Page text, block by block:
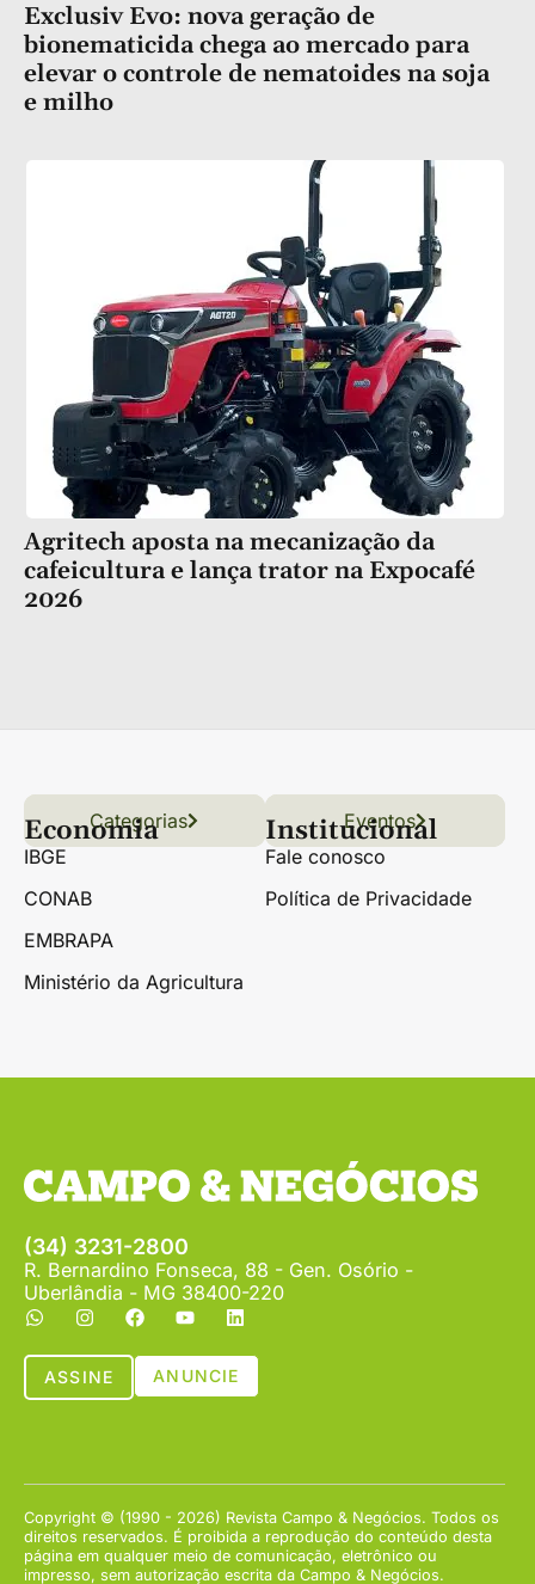
Exclusiv Evo: nova geração de
bionematicida chega ao mercado para
elevar o controle de nematoides na soja
e milho
Agritech aposta na mecanização da
cafeicultura e lança trator na Expocafé
2026
Links úteis
Conteúdo Grãos
Florestas Hortifrúti
Categorias Eventos
Economia
IBGE
CONAB
EMBRAPA
Ministério da Agricultura
Institucional
Fale conosco
Política de Privacidade
(34) 3231-2800
R. Bernardino Fonseca, 88 - Gen. Osório -
Uberlândia - MG 38400-220
ASSINE ANUNCIE
Copyright © (1990 - 2026) Revista Campo & Negócios. Todos os
direitos reservados. É proibida a reprodução do conteúdo desta
página em qualquer meio de comunicação, eletrônico ou
impresso, sem autorização escrita da Campo & Negócios.